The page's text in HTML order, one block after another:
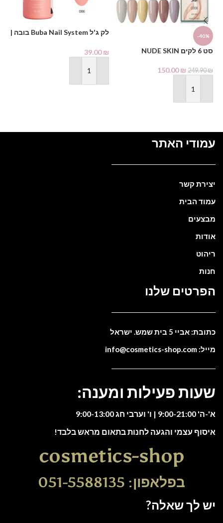
-40%
סט 6 לקים NUDE SKIN
249.90₪
150.00₪
הוספה לסל
לק ג'ל Buba Nail System בובה |
39.00₪
הוספה לסל
עמודי האתר
יצירת קשר
עמוד הבית
מבצעים
אודות
ריהוט
חנות
הפרטים שלנו
כתובת: אביי 5 בית שמש. ישראל
מייל: info@cosmetics-shop.com
שעות פעילות ומענה:
א'-ה' 9:00-21:00 | ו' וערבי חג 9:00-13:00
איסוף עצמי והגעה לחנות בתאום מראש בלבד!
cosmetics-shop
בפלאפון: 051-5588135
יש לך שאלה?